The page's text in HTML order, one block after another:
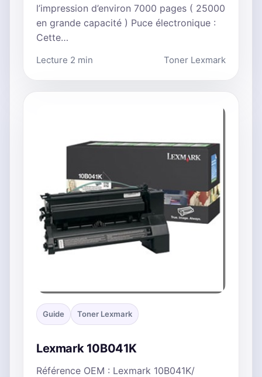
l’impression d’environ 7000 pages ( 25000
en grande capacité ) Puce électronique :
Cette…
Lecture 2 min Toner Lexmark
Guide Toner Lexmark
Lexmark 10B041K
Référence OEM : Lexmark 10B041K/